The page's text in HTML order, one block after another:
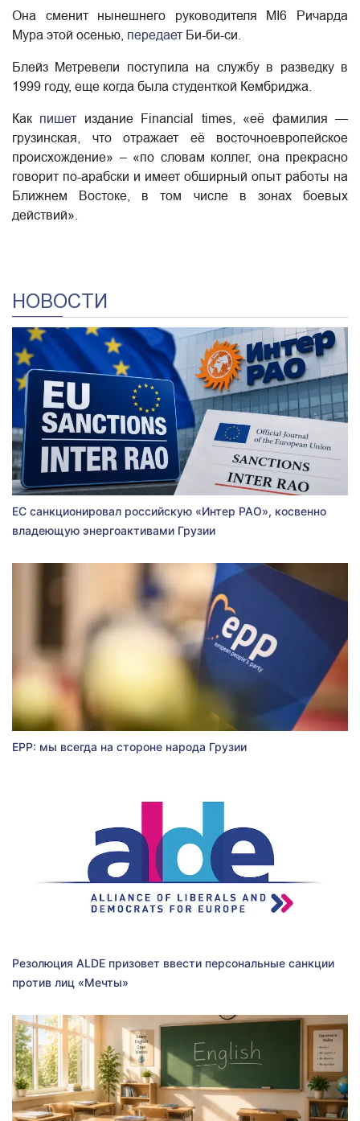
Она сменит нынешнего руководителя MI6 Ричарда
Мура этой осенью, передает Би-би-си.
Блейз Метревели поступила на службу в разведку в
1999 году, еще когда была студенткой Кембриджа.
Как пишет издание Financial times, «её фамилия —
грузинская, что отражает её восточноевропейское
происхождение» – «по словам коллег, она прекрасно
говорит по-арабски и имеет обширный опыт работы на
Ближнем Востоке, в том числе в зонах боевых
действий».
НОВОСТИ
ЕС санкционировал российскую «Интер РАО», косвенно
владеющую энергоактивами Грузии
EPP: мы всегда на стороне народа Грузии
Резолюция ALDE призовет ввести персональные санкции
против лиц «Мечты»